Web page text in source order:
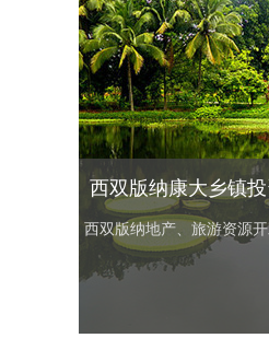
西双版纳康大乡镇
西双版纳地产、旅游资源